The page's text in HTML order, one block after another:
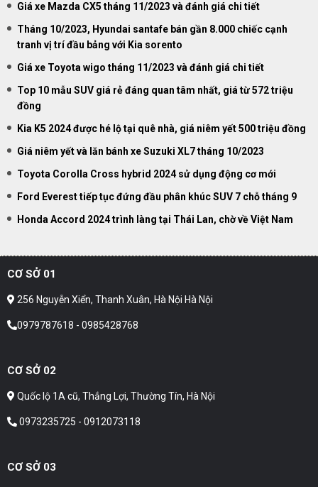
Giá xe Mazda CX5 tháng 11/2023 và đánh giá chi tiết
Tháng 10/2023, Hyundai santafe bán gần 8.000 chiếc cạnh
tranh vị trí đầu bảng với Kia sorento
Giá xe Toyota wigo tháng 11/2023 và đánh giá chi tiết
Top 10 mẫu SUV giá rẻ đáng quan tâm nhất, giá từ 572 triệu
đồng
Kia K5 2024 được hé lộ tại quê nhà, giá niêm yết 500 triệu đồng
Giá niêm yết và lăn bánh xe Suzuki XL7 tháng 10/2023
Toyota Corolla Cross hybrid 2024 sử dụng động cơ mới
Ford Everest tiếp tục đứng đầu phân khúc SUV 7 chỗ tháng 9
Honda Accord 2024 trình làng tại Thái Lan, chờ về Việt Nam
CƠ SỞ 01
256 Nguyễn Xiển, Thanh Xuân, Hà Nội Hà Nội
0979787618 - 0985428768
CƠ SỞ 02
Quốc lộ 1A cũ, Thắng Lợi, Thường Tín, Hà Nội
0973235725 - 0912073118
CƠ SỞ 03